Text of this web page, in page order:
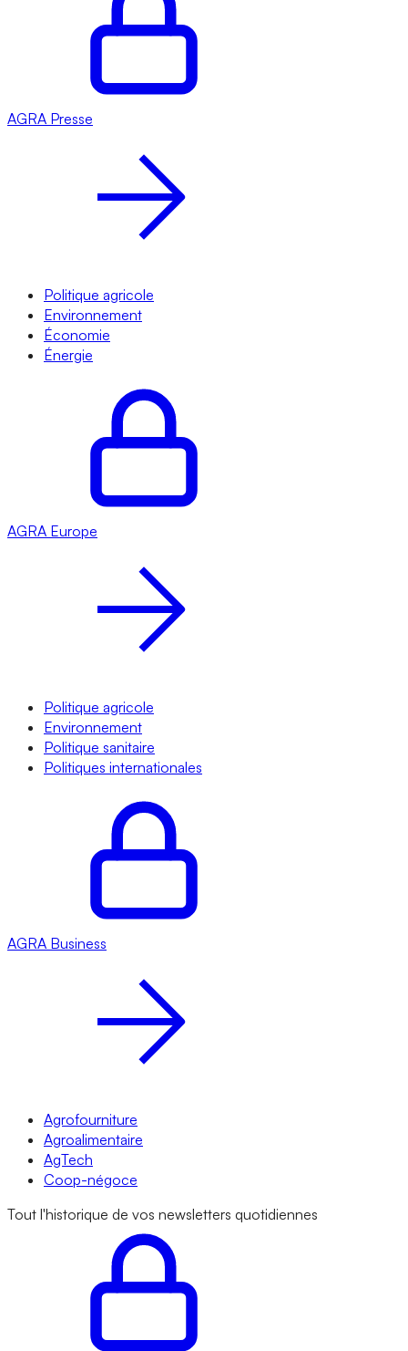
AGRA Presse
Politique agricole
Environnement
Économie
Énergie
AGRA Europe
Politique agricole
Environnement
Politique sanitaire
Politiques internationales
AGRA Business
Agrofourniture
Agroalimentaire
AgTech
Coop-négoce
Tout l'historique de vos newsletters quotidiennes